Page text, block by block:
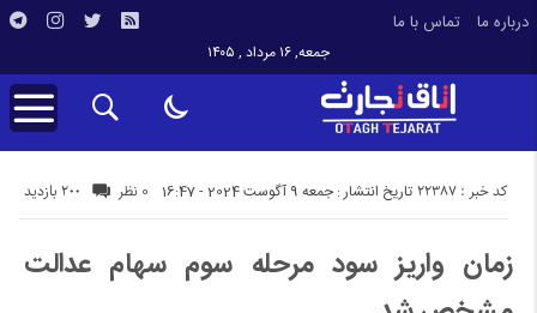
درباره ما تماس با ما
جمعه, ۱۶ مرداد , ۱۴۰۵
تاریخ انتشار : جمعه 9 آگوست 2024 - 16:47 200 بازدید کد خبر : 22387 0 نظر
زمان واریز سود مرحله سوم سهام عدالت